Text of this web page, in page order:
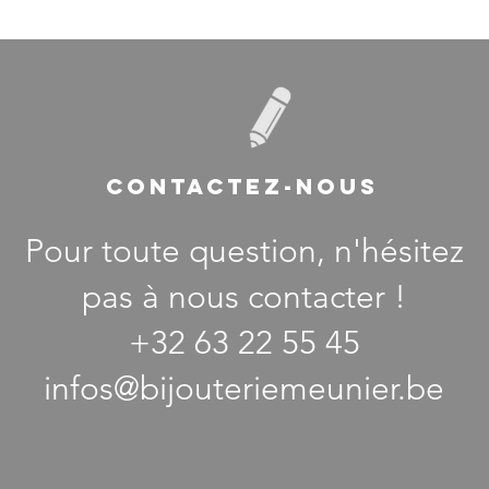
CONTACTEZ-NOUS
Pour toute question, n'hésitez
pas à nous contacter !
+32 63 22 55 45
infos@bijouteriemeunier.be